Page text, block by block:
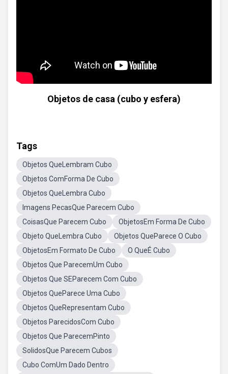
Objetos de casa (cubo y esfera)
Tags
Objetos QueLembram Cubo
Objetos ComForma De Cubo
Objetos QueLembra Cubo
Imagens PecasQue Parecem Cubo
CoisasQue Parecem Cubo
ObjetosEm Forma De Cubo
Objeto QueLembra Cubo
Objetos QueParece O Cubo
ObjetosEm Formato De Cubo
O QueÉ Cubo
Objetos Que ParecemUm Cubo
Objetos Que SEParecem Com Cubo
Objetos QueParece Uma Cubo
Objetos QueRepresentam Cubo
Objetos ParecidosCom Cubo
Objetos Que ParecemPinto
SolidosQue Parecem Cubos
Cubo ComUm Dado Dentro